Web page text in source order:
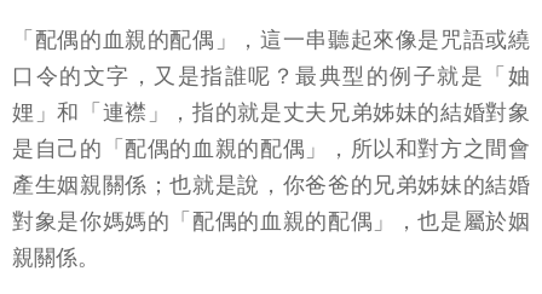
「配偶的血親的配偶」，這一串聽起來像是咒語或繞
口令的文字，又是指誰呢？最典型的例子就是「妯
娌」和「連襟」，指的就是丈夫兄弟姊妹的結婚對象
是自己的「配偶的血親的配偶」，所以和對方之間會
產生姻親關係；也就是說，你爸爸的兄弟姊妹的結婚